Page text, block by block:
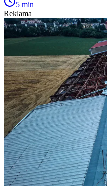
5 min
Reklama